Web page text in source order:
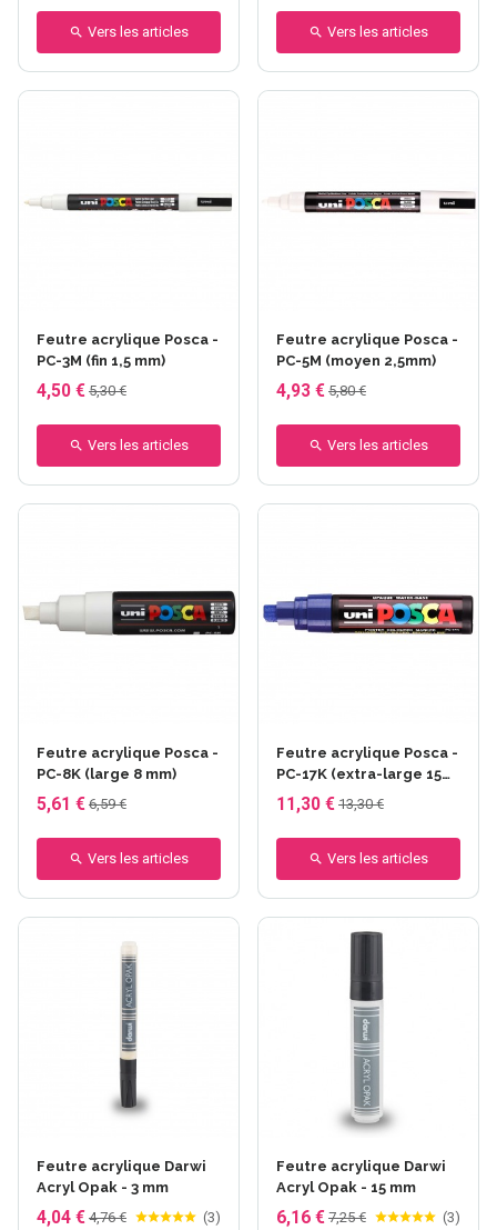
Vers les articles Vers les articles
Feutre acrylique Posca -
PC-3M (fin 1,5 mm)
4,50 € 5,30 €
Vers les articles
Feutre acrylique Posca -
PC-5M (moyen 2,5mm)
4,93 € 5,80 €
Vers les articles
Feutre acrylique Posca -
PC-8K (large 8 mm)
5,61 € 6,59 €
Vers les articles
Feutre acrylique Posca -
PC-17K (extra-large 15
mm)
11,30 € 13,30 €
Vers les articles
Feutre acrylique Darwi
Acryl Opak - 3 mm
4,04 € 4,76 € (3)
Feutre acrylique Darwi
Acryl Opak - 15 mm
6,16 € 7,25 € (3)